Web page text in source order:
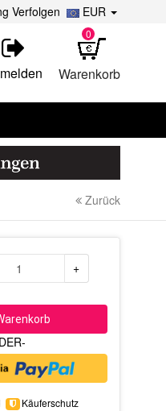
EUR
Verfolgen
Warenkorb
0
Zurück
+
Käuferschutz